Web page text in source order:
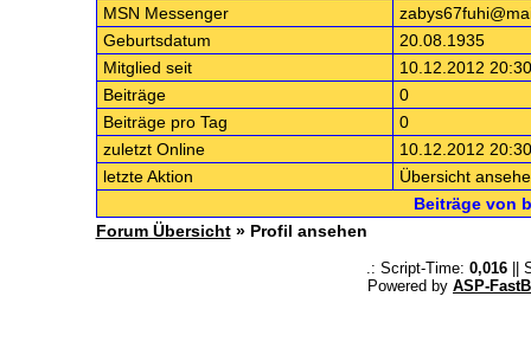
MSN Messenger
Geburtsdatum
20.08.1935
Mitglied seit
10.12.2012
Beiträge
0
Beiträge pro Tag
0
zuletzt Online
10.12.2012
letzte Aktion
Übersicht
Beiträge von
Forum Übersicht» Profil ansehen
.: Script-Time: 0,016||
Powered by ASP-